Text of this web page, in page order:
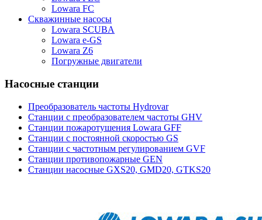
Lowara FC
Скважинные насосы
Lowara SCUBA
Lowara e-GS
Lowara Z6
Погружные двигатели
Насосные станции
Преобразователь частоты Hydrovar
Станции с преобразователем частоты GHV
Станции пожаротушения Lowara GFF
Станции с постоянной скоростью GS
Станции с частотным регулированием GVF
Станции противопожарные GEN
Станции насосные GXS20, GMD20, GTKS20